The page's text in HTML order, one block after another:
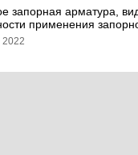
запорная арматура,
применения
2022